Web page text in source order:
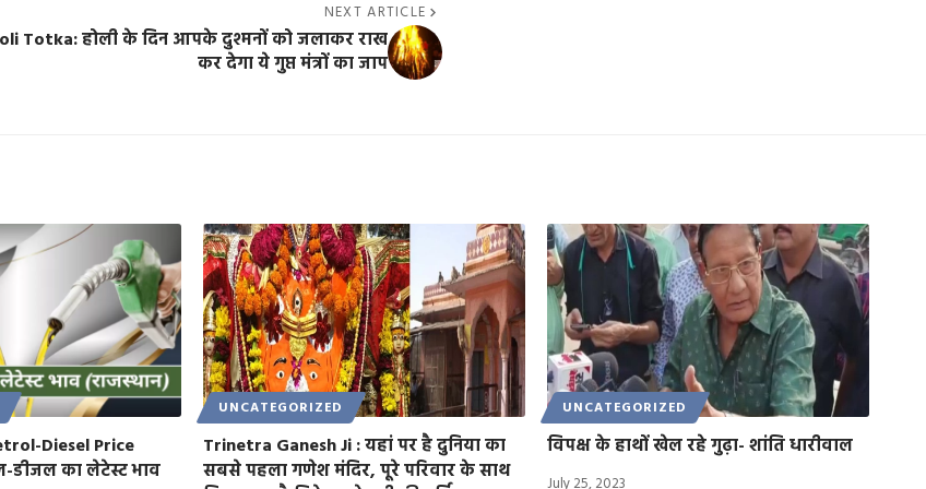
NEXT ARTICLE
Totka: होली के​ दिन आपके दुश्मनों को जलाकर राख
कर देगा ये गुप्त मंत्रों का जाप
Diesel Price
डीजल का लेटेस्ट भाव
UNCATEGORIZED
Trinetra Ganesh Ji : यहां पर है दुनिया का
सबसे पहला गणेश मंदिर, पूरे परिवार के साथ
UNCATEGORIZED
विपक्ष के हाथों खेल रहे गुढ़ा- शांति धारीवाल
July 25, 2023